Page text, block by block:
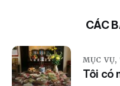
CÁC
MỤC VỤ,
Tôi có